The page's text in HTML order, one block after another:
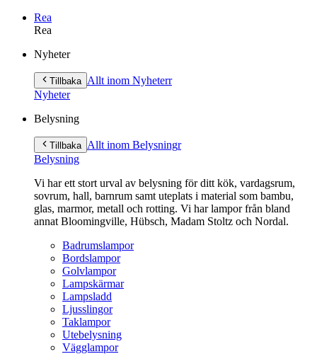
Rea
Rea
innehåll
Nyheter
Tillbaka Allt inom Nyheterr
Nyheter
Belysning
Tillbaka Allt inom Belysningr
Belysning
Vi har ett stort urval av belysning för ditt kök, vardagsrum,
sovrum, hall, barnrum samt uteplats i material som bambu,
glas, marmor, metall och rotting. Vi har lampor från bland
annat Bloomingville, Hübsch, Madam Stoltz och Nordal.
Badrumslampor
Bordslampor
Golvlampor
Lampskärmar
Lampsladd
Ljusslingor
Taklampor
Utebelysning
Vägglampor